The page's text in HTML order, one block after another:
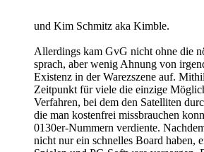
und Kim Schmitz aka Kimble.
Allerdings kam GvG nicht ohne die
sprach, aber wenig Ahnung von
Existenz in der Warezszene auf.
Zeitpunkt für viele die einzige
Verfahren, bei dem den Satelliten
die man kostenfrei missbrauchen
0130er-Nummern verdiente.
nicht nur ein schnelles Board